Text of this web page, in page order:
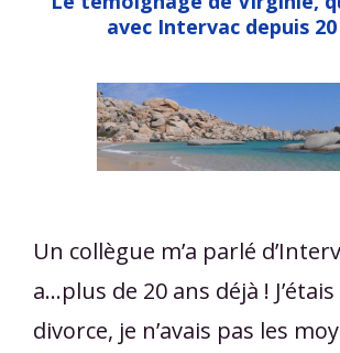
avec Intervac depuis 20
Un collègue m’a parlé
a...plus de 20 ans déjà !
divorce, je n’avais pas les